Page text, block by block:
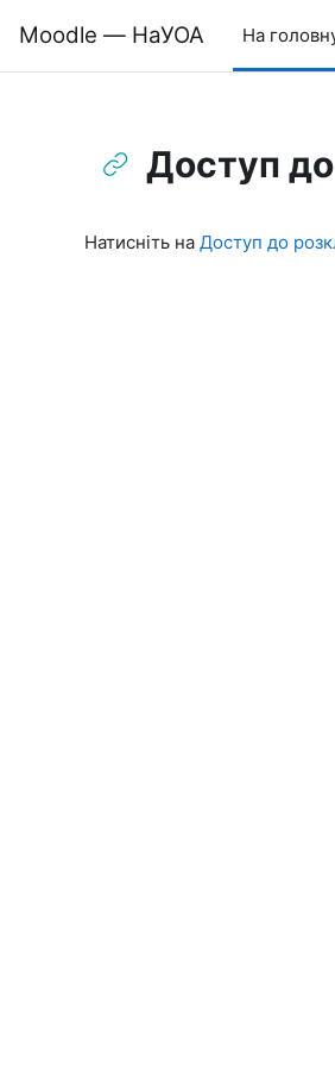
Moodle — НаУОА На
Доступ
Натисніть на Доступ до